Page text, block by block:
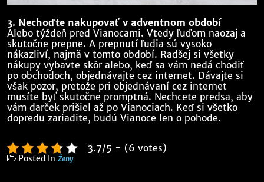
3. Nechoďte nakupovať v adventnom období
Alebo týždeň pred Vianocami. Vtedy ľuďom naozaj a
skutočne prepne. A prepnutí ľudia sú vysoko
nákazliví, najmä v tomto období. Radšej si všetky
nákupy vybavte skôr alebo, keď sa vám nedá chodiť
po obchodoch, objednávajte cez internet. Dávajte si
však pozor, pretože pri objednávaní cez internet
musíte byť skutočne promptná. Nechcete predsa, aby
vám darček prišiel až po Vianociach. Keď si všetko
dopredu zariadite, budú Vianoce len o pohode.
3.7/5 - (6 votes)
Posted InŽeny